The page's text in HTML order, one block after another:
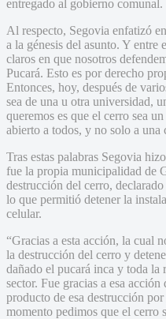
entregado al gobierno comunal.
Al respecto, Segovia enfatizó
a la génesis del asunto. Y entre
claros en que nosotros
Pucará. Esto es por derecho
Entonces, hoy, después de
sea de una u otra universidad,
queremos es que el cerro sea
abierto a todos, y no solo a una
Tras estas palabras Segovia
fue la propia municipalidad de
destrucción del cerro,
lo que permitió detener la
celular.
“Gracias a esta acción, la cual
la destrucción del cerro y
dañado el pucará inca y toda la
sector. Fue gracias a esa
producto de esa destrucción
momento pedimos que el cerro